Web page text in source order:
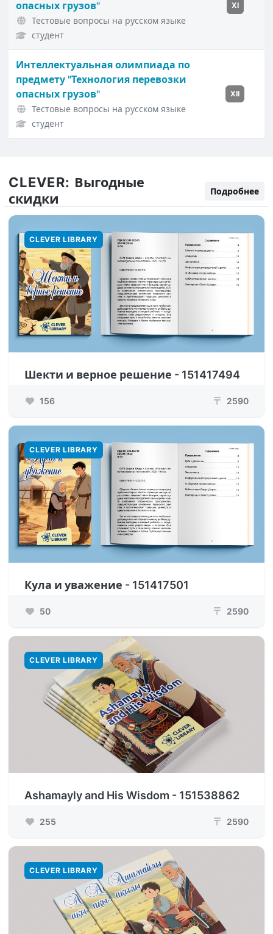
опасных грузов"
Тестовые вопросы на русском языке
студент
XI
Интеллектуальная олимпиада по
предмету "Технология перевозки
опасных грузов"
Тестовые вопросы на русском языке
студент
XII
CLEVER: Выгодные
скидки
Подробнее
CLEVER LIBRARY
Шекти и верное решение - 151417494
156 ₸ 2590
CLEVER LIBRARY
Кула и уважение - 151417501
50 ₸ 2590
CLEVER LIBRARY
Ashamayly and His Wisdom - 151538862
255 ₸ 2590
CLEVER LIBRARY